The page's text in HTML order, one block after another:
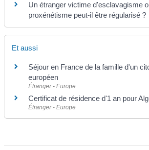
Un étranger victime d'esclavagisme
proxénétisme peut-il être régularisé ?
Et aussi
Séjour en France de la famille d'un
européen
Étranger - Europe
Certificat de résidence d'1 an pour
Étranger - Europe